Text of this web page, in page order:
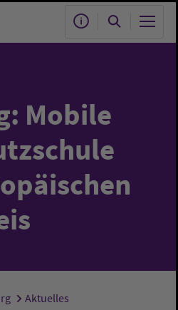
Mobile
Aktuelles